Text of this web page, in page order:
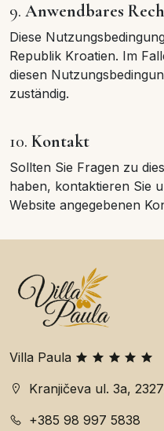
9. Anwendbares
Diese
Republik Kroatien. Im
diesen
zuständig.
10. Kontakt
Sollten Sie Fragen zu
haben, kontaktieren Sie
Website angegebenen
Villa Paula
Kranjičeva ul. 3a,
+385 98 997 5838